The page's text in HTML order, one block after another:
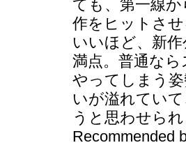
ても、第一線
作をヒットさ
いいほど、新
満点。普通な
やってしまう
いが溢れてい
うと思わせら
Recommended